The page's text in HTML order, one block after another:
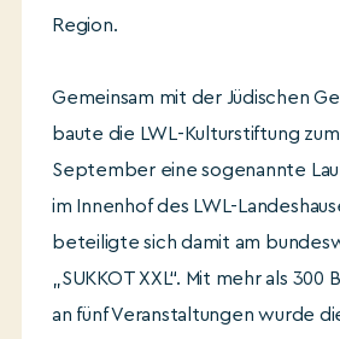
Region.
Gemeinsam mit der Jüdischen
baute die LWL-Kulturstiftung
September eine sogenannte
im Innenhof des LWL-
beteiligte sich damit am
„SUKKOT XXL“. Mit mehr als 300
an fünf Veranstaltungen wurde